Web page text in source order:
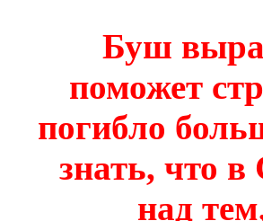
Буш
поможет
погибло
знать, что
над